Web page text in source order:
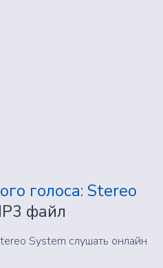
голоса: Stereo
файл
System слушать онлайн